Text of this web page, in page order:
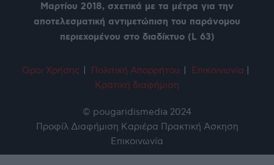
Μαρτίου 2018, σχετικά με τα μέτρα για την
αποτελεσματική αντιμετώπιση του παράνομου
περιεχομένου στο διαδίκτυο (L 63)
Όροι Χρήσης Πολιτική Απορρήτου Επικοινωνία
Κρατική διαφήμιση
© pougaridismedia 2024
Προφίλ Διαφήμιση Καριέρα Πρακτική Άσκηση
Επικοινωνία